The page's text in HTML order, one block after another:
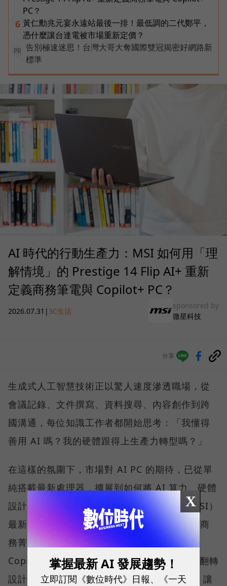
PC？
6 黃仁勳兆元宴永遠站最後一排！最低調的二代鄭平，
憑什麼讓台達電被市場重新定價？
PR
告別極速迷思！台灣大哥大奪國際雙冠揭密好網路新
標準
AI 時代的行動生產力：MSI 如何用「理
解情境」的 Prestige 14 Flip AI+ 重新
定義商務筆電與 Copilot+ PC？
2026.07.31 | 3C生活
sponsored by
微星科技
分享
生成式人工智慧技術正以驚人速度滲透職場，從
會議記錄、文件撰寫、資料搜尋、內容創作到跨
國溝通，每位知識工作者都開始思考：「我懂得
善用 AI 嗎？我的硬體跟得上生產力轉型嗎？」
在這樣的氛圍下，市場對 AI PC 的期待，已從單
純搭載最新處理器，擴展到如何將 AI 算力、硬體
設計與真實使用情境無縫整合。微星科技（MSI）
最新推出的 Prestige 14 Flip AI+，正是專為商
務菁英與專業人士打造的解方。它結合了微軟
Copilot+ PC 架構、本地端 AI 運算、2-in-1 翻轉
設計、高畫質 OLED 顯示器與全天候續航力，讓
X
掌握最新 AI 發展趨勢！
立即訂閱《數位時代》日報、《一天